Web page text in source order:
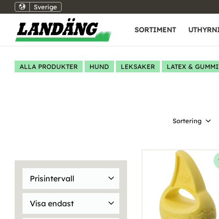
Sverige
SORTIMENT
ALLA PRODUKTER HUND LEKSAKER LATEX & GUMMI
Prisintervall
12 499
Visa endast